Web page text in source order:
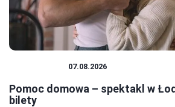
07.08.2026
Pomoc domowa – spektakl w
bilety